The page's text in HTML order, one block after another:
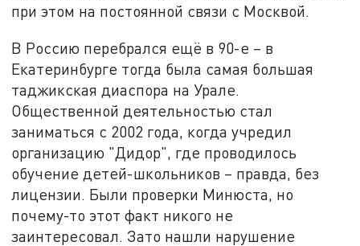
при этом на постоянной связи с Москвой.
В Россию перебрался ещё в 90-е – в
Екатеринбурге тогда была самая большая
таджикская диаспора на Урале.
Общественной деятельностью стал
заниматься с 2002 года, когда учредил
организацию "Дидор", где проводилось
обучение детей-школьников – правда, без
лицензии. Были проверки Минюста, но
почему-то этот факт никого не
заинтересовал. Зато нашли нарушение